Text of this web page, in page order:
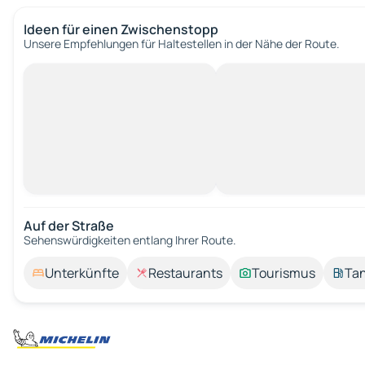
Ideen für einen Zwischenstopp
Unsere Empfehlungen für Haltestellen in der Nähe der Route.
Auf der Straße
Sehenswürdigkeiten entlang Ihrer Route.
Unterkünfte Restaurants Tourismus